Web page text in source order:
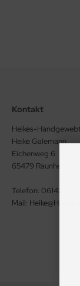
Kontakt
Heikes-
Heike Galemann
Eichenweg 6
65479 Raunheim
Telefon: 06142
Mail: